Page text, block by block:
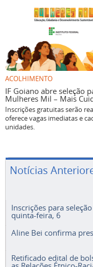
ACOLHIMENTO
IF Goiano abre seleção
Mulheres Mil – Mais
Inscrições gratuitas serão
oferece vagas imediatas e
unidades.
Notícias
Inscrições para
quinta-feira, 6
Aline Bei confirma
Retificado edital de